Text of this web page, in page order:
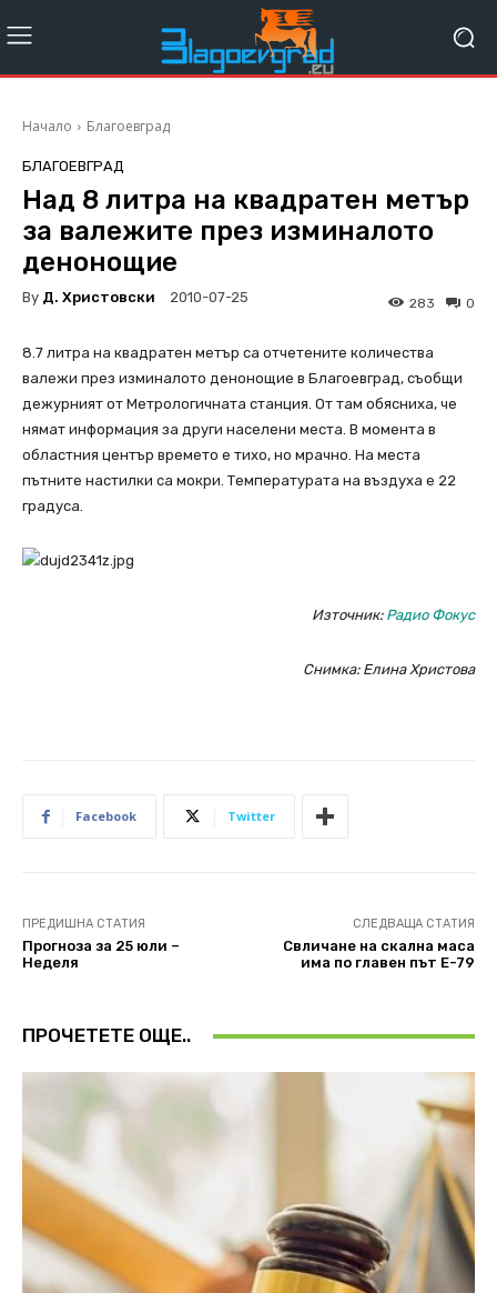
Начало Благоевград
БЛАГОЕВГРАД
Над 8 литра на квадратен метър
за валежите през изминалото
денонощие
By Д. Христовски 2010-07-25 0
283
8.7 литра на квадратен метър са отчетените количества
валежи през изминалото денонощие в Благоевград, съобщи
дежурният от Метрологичната станция. От там обясниха, че
нямат информация за други населени места. В момента в
областния център времето е тихо, но мрачно. На места
пътните настилки са мокри. Температурата на въздуха е 22
градуса.
Източник: Радио Фокус
Снимка: Елина Христова
Facebook Twitter
ПРЕДИШНА СТАТИЯ
Прогноза за 25 юли –
Неделя
СЛЕДВАЩА СТАТИЯ
Свличане на скална маса
има по главен път Е-79
ПРОЧЕТЕТЕ ОЩЕ..